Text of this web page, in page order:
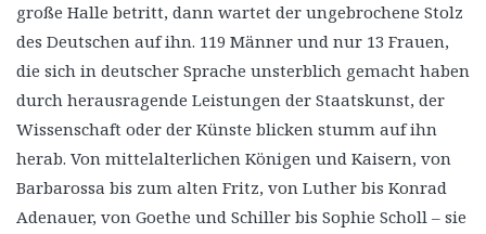
große Halle betritt, dann wartet der ungebrochene Stolz
des Deutschen auf ihn. 119 Männer und nur 13 Frauen,
die sich in deutscher Sprache unsterblich gemacht haben
durch herausragende Leistungen der Staatskunst, der
Wissenschaft oder der Künste blicken stumm auf ihn
herab. Von mittelalterlichen Königen und Kaisern, von
Barbarossa bis zum alten Fritz, von Luther bis Konrad
Adenauer, von Goethe und Schiller bis Sophie Scholl – sie